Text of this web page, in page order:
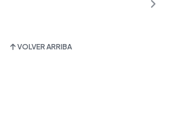
VOLVER ARRIBA